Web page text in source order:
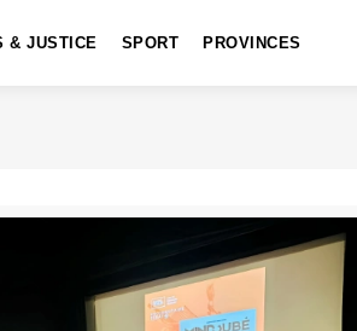
& JUSTICE SPORT PROVINCES